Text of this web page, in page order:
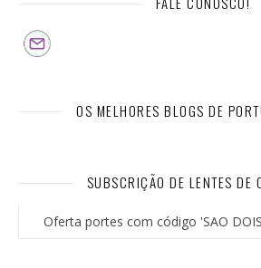
OS MELHORES BLOGS DE
SUBSCRIÇÃO DE LENTES DE
Oferta portes com código 'SAO